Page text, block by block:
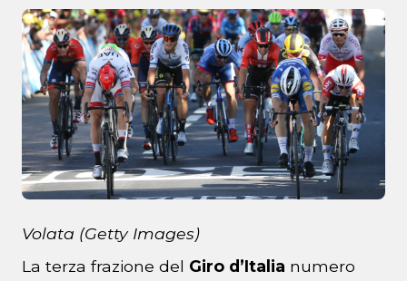
Volata (Getty Images)
La terza frazione del Giro d’Italia numero